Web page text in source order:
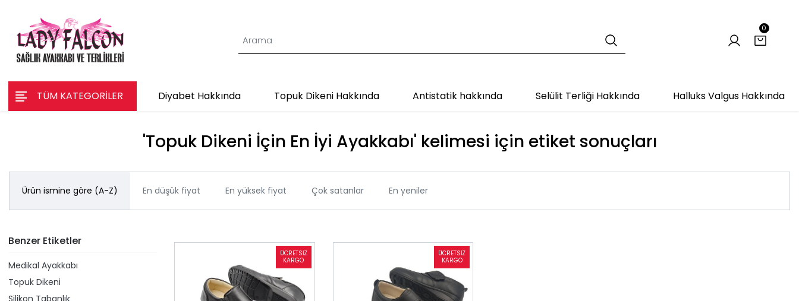
0
TÜM KATEGORİLER Diyabet Hakkında Topuk Dikeni Hakkında Antistatik hakkında Selülit Terliği Hakkında Halluks Valgus Hakkında
'Topuk Dikeni İçin En İyi Ayakkabı' kelimesi için etiket sonuçları
Ürün ismine göre (A-Z) En düşük fiyat En yüksek fiyat Çok satanlar En yeniler
Benzer Etiketler
Medikal Ayakkabı
Topuk Dikeni
Silikon Tabanlık